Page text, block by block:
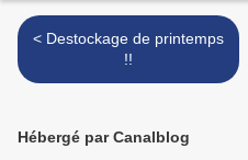
< Destockage de printemps
!!
Hébergé par Canalblog